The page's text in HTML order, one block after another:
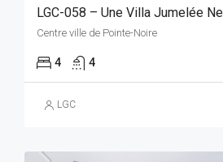
Centre ville de Pointe-Noire
4 4
LGC